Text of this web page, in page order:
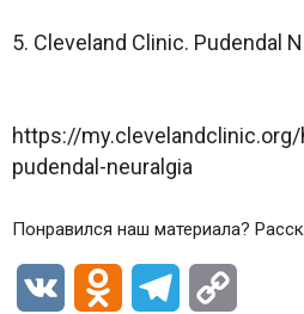
5. Cleveland Clinic. Pudendal
https://
pudendal-neuralgia
Понравился наш материала?
VK Odnoklassniki
Telegram